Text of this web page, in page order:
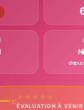
/10
★ ★ ★ ★ ★
ÉVALUATION À VENIR